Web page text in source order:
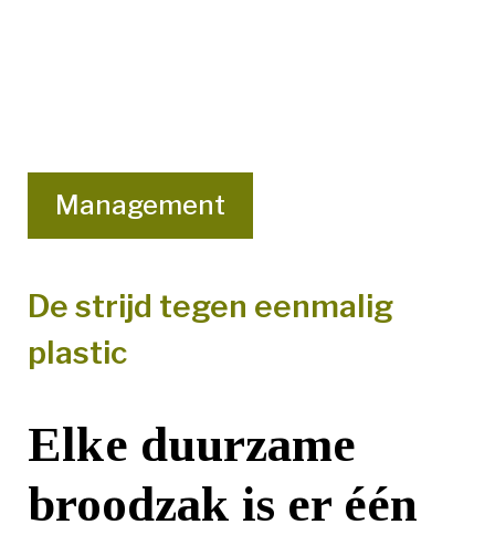
Management
De strijd tegen eenmalig
plastic
Elke duurzame
broodzak is er één